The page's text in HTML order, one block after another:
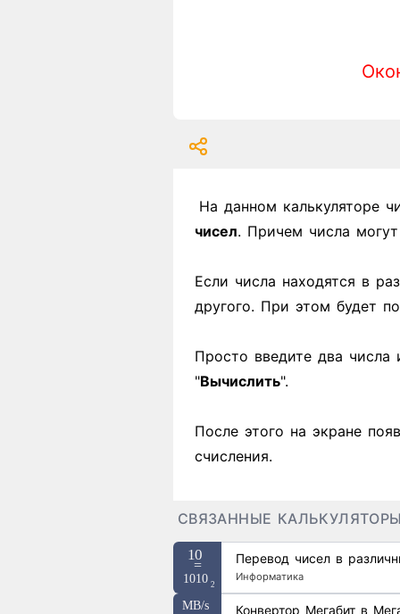
На данном калькуляторе
чисел. Причем числа
Если числа находятся в
другого. При этом будет
Просто введите два
"Вычислить".
После этого на экране
счисления.
СВЯЗАННЫЕ
Перевод чисел в
Информатика
Конвертор Мегабит в